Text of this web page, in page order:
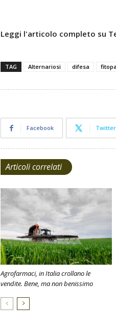
Leggi l'articolo completo su
TAG Alternariosi difesa
Facebook Twitter
Articoli correlati
Agrofarmaci, in Italia crollano le
vendite. Bene, ma non benissimo